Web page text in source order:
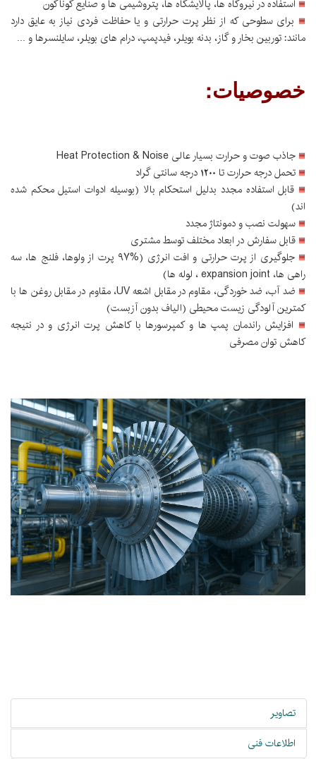
استفاده در نیروگاه ها، پالایشگاه ها، پتروشیمی ها و صنایع گوناگون
برای سطوحی که از نظر پرت حرارتی و یا حفاظت فردی نیاز به عایق دارد
مانند: توربین بخار و گاز، بدنه بویلر، فیدپمپ، درام های بویلر، سایلنسرها و ...
خصوصیات:
جاذب صوت و حرارت بسیار عالی Heat Protection & Noise
تحمل درجه حرارت تا 1200 درجه سانتی گراد
قابل استفاده مجدد بدلیل استحکام بالا (بوسیله ادوات استیل محکم شده
اند)
سهولت نصب و دمونتاژ مجدد
قابل سفارش در ابعاد مختلف توسط مشتری
جلوگیری از پرت حرارتی و افت انرژی (%۹۷ پرت از ولوها، فلنج ها، سه
راهی ها، expansion joint ، لوله ها)
ضد آب، ضد خوردگی، مقاوم در مقابل اشعه UV، مقاوم در مقابل روغن ها با
کمترین آلودگی زیست محیطی (الیاف بدون آزبست)
افزایش راندمان پمپ ها و کمپرسورها با کاهش پرت انرژی و در نتیجه
کاهش توان مصرفی
تصاویر
اطلاعات فنی